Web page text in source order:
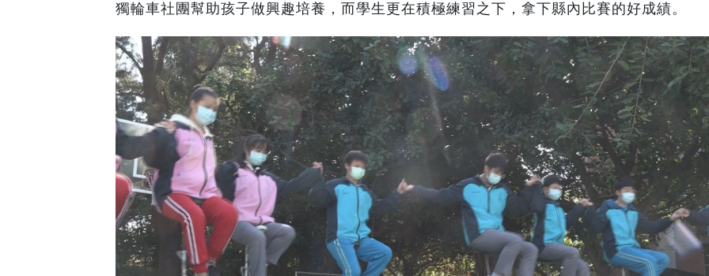
獨輪車社團幫助孩子做興趣培養，而學生更在積極練習之下，拿下縣內比賽的好成績。